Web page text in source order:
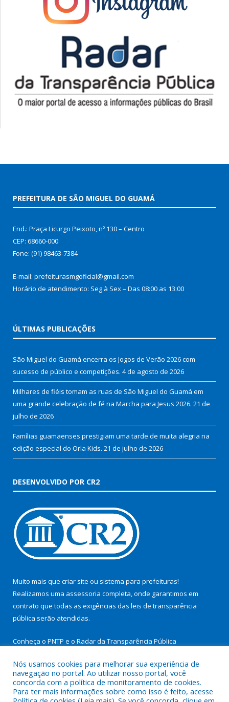
PREFEITURA DE SÃO MIGUEL DO GUAMÁ
End.: Praça Licurgo Peixoto, nº 130 – Centro
CEP: 68660-000
Fone: (91) 98463-7384
E-mail: prefeiturasmgoficial@gmail.com
Horário de atendimento: Seg à Sex – Das 08:00 as 13:00
ÚLTIMAS PUBLICAÇÕES
São Miguel do Guamá encerra os Jogos de Verão 2026 com
sucesso de público e competições. 4 de agosto de 2026
Milhares de fiéis tomam as ruas de São Miguel do Guamá em
uma grande celebração de fé na Marcha para Jesus 2026. 21 de
julho de 2026
Famílias guamaenses prestigiam uma tarde de muita alegria na
edição especial do Orla Kids. 21 de julho de 2026
DESENVOLVIDO POR CR2
Muito mais que criar site ou sistema para prefeituras!
Realizamos uma assessoria completa, onde garantimos em
contrato que todas as exigências das leis de transparência
pública serão atendidas.
Conheça o PNTP e o Radar da Transparência Pública
Todos os direitos reservados a Prefeitura Municipal de São
Nós usamos cookies para melhorar sua experiência de
navegação no portal. Ao utilizar nosso portal, você
concorda com a política de monitoramento de cookies.
Para ter mais informações sobre como isso é feito, acesse